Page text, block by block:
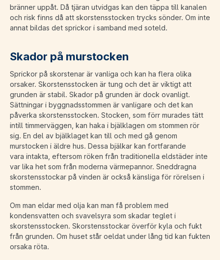
bränner uppåt. Då tjäran utvidgas kan den täppa till kanalen
och risk finns då att skorstensstocken trycks sönder. Om inte
annat bildas det sprickor i samband med soteld.
Skador på murstocken
Sprickor på skorstenar är vanliga och kan ha flera olika
orsaker. Skorstensstocken är tung och det är viktigt att
grunden är stabil. Skador på grunden är dock ovanligt.
Sättningar i byggnadsstommen är vanligare och det kan
påverka skorstensstocken. Stocken, som förr murades tätt
intill timmerväggen, kan haka i bjälklagen om stommen rör
sig. En del av bjälklaget kan till och med gå genom
murstocken i äldre hus. Dessa bjälkar kan fortfarande
vara intakta, eftersom röken från traditionella eldstäder inte
var lika het som från moderna värmepannor. Sneddragna
skorstensstockar på vinden är också känsliga för rörelsen i
stommen.
Om man eldar med olja kan man få problem med
kondensvatten och svavelsyra som skadar teglet i
skorstensstocken. Skorstensstockar överför kyla och fukt
från grunden. Om huset står oeldat under lång tid kan fukten
orsaka röta.